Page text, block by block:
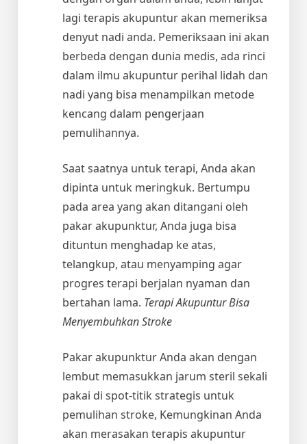
lagi terapis akupuntur akan memeriksa
denyut nadi anda. Pemeriksaan ini akan
berbeda dengan dunia medis, ada rinci
dalam ilmu akupuntur perihal lidah dan
nadi yang bisa menampilkan metode
kencang dalam pengerjaan
pemulihannya.
Saat saatnya untuk terapi, Anda akan
dipinta untuk meringkuk. Bertumpu
pada area yang akan ditangani oleh
pakar akupunktur, Anda juga bisa
dituntun menghadap ke atas,
telangkup, atau menyamping agar
progres terapi berjalan nyaman dan
bertahan lama. Terapi Akupuntur Bisa
Menyembuhkan Stroke
Pakar akupunktur Anda akan dengan
lembut memasukkan jarum steril sekali
pakai di spot-titik strategis untuk
pemulihan stroke, Kemungkinan Anda
akan merasakan terapis akupuntur